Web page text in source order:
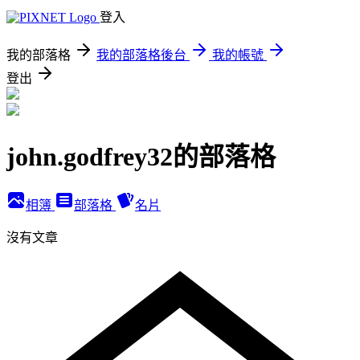
登入
我的部落格 我的部落格後台
我的帳號
登出
john.godfrey32的部落格
相簿 部落格 名片
沒有文章